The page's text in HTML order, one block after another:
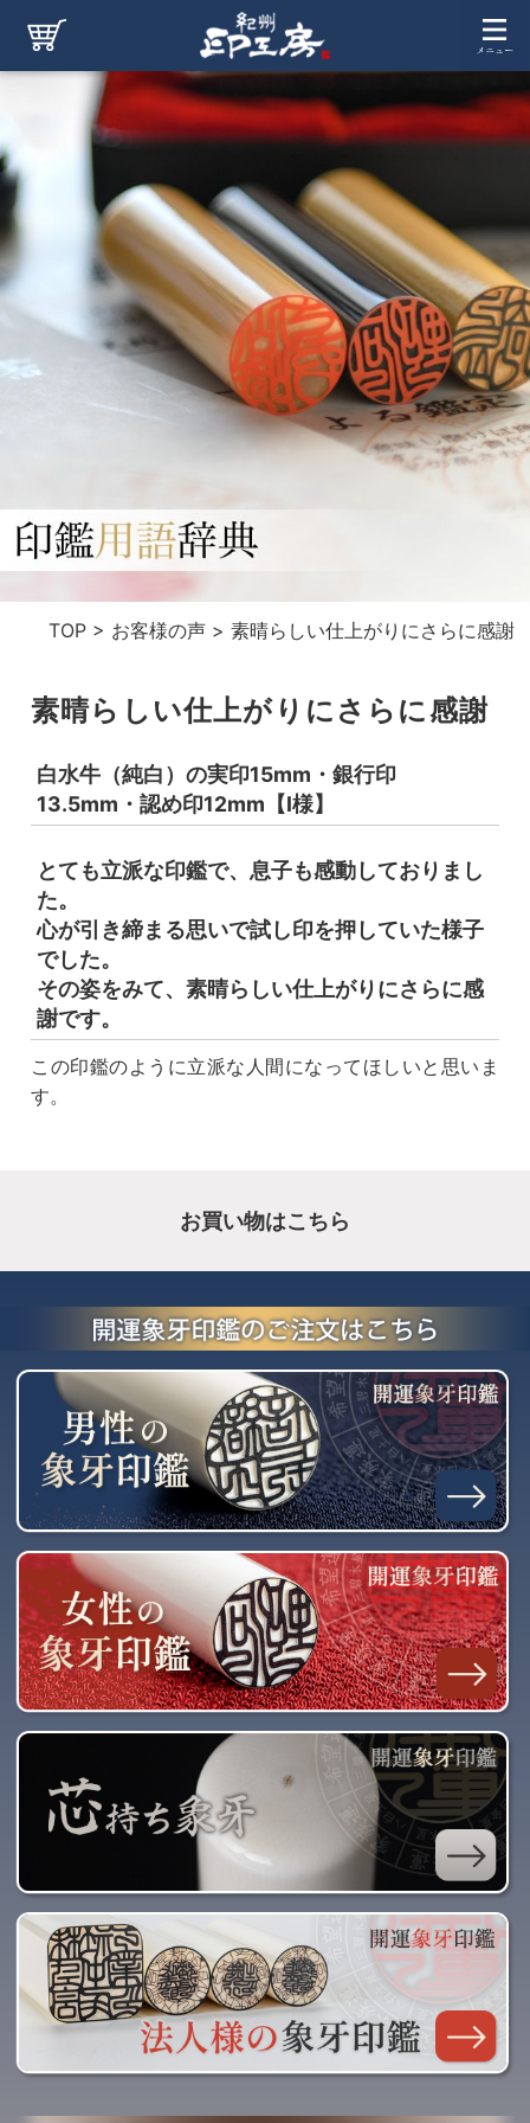
TOP> お客様の声> 素晴らしい仕上がりにさらに感謝
素晴らしい仕上がりにさらに感謝
白水牛（純白）の実印15mm・銀行印
13.5mm・認め印12mm【I様】
とても立派な印鑑で、息子も感動しておりまし
た。
心が引き締まる思いで試し印を押していた様子
でした。
その姿をみて、素晴らしい仕上がりにさらに感
謝です。
この印鑑のように立派な人間になってほしいと思いま
す。
お買い物はこちら